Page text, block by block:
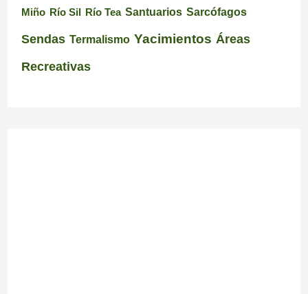
Miño Río Sil Río Tea Santuarios Sarcófagos
Sendas Termalismo Yacimientos Áreas
Recreativas